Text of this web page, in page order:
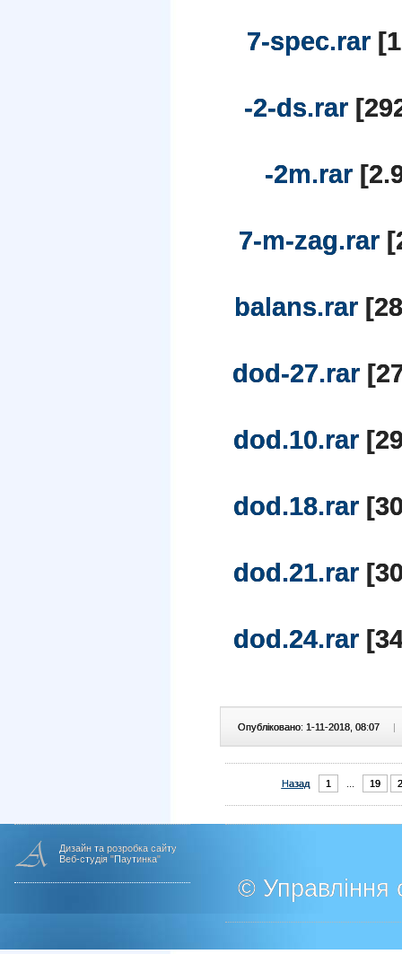
7-spec.rar
-2-ds.rar
-2m.rar
7-m-zag.rar
balans.rar
dod-27.rar
dod.10.rar
dod.18.rar
dod.21.rar
dod.24.rar
Опубліковано: 1-11-2018, 08:07 |
Назад 1 19
Дизайн та розробка сайту
Веб-студія "Паутинка"
© Управління